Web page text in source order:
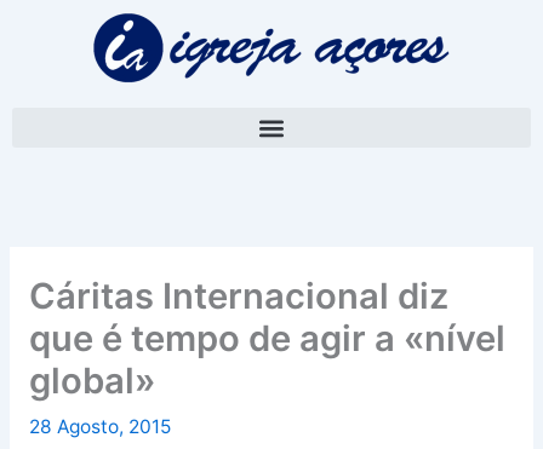
Cáritas Internacional diz
que é tempo de agir a «nível
global»
28 Agosto, 2015